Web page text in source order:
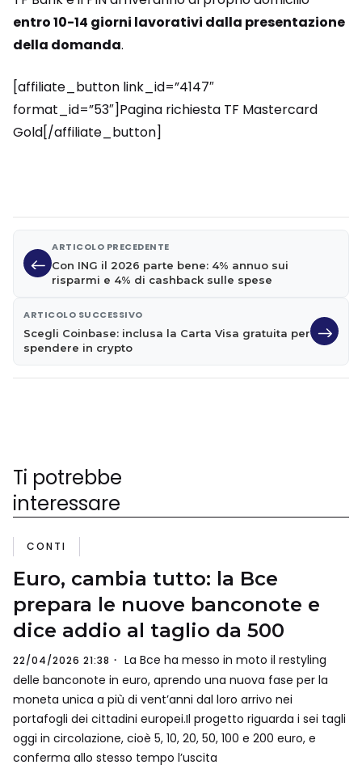
entro 10-14 giorni lavorativi dalla presentazione
della domanda.
[affiliate_button link_id=”4147″
format_id=”53″]Pagina richiesta TF Mastercard
Gold[/affiliate_button]
ARTICOLO PRECEDENTE
Con ING il 2026 parte bene: 4% annuo sui
risparmi e 4% di cashback sulle spese
ARTICOLO SUCCESSIVO
Scegli Coinbase: inclusa la Carta Visa gratuita per
spendere in crypto
Ti potrebbe
interessare
CONTI
Euro, cambia tutto: la Bce
prepara le nuove banconote e
dice addio al taglio da 500
22/04/2026 21:38
La Bce ha messo in moto il restyling
delle banconote in euro, aprendo una nuova fase per la
moneta unica a più di vent’anni dal loro arrivo nei
portafogli dei cittadini europei.Il progetto riguarda i sei tagli
oggi in circolazione, cioè 5, 10, 20, 50, 100 e 200 euro, e
conferma allo stesso tempo l’uscita